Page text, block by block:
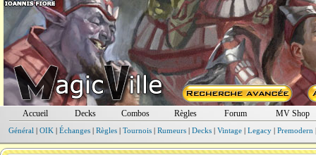
Accueil Decks Combos Règles Forum MV Shop
Général | OIK | Échanges| Règles| Tournois| Rumeurs| Decks| Vintage| Legacy| Premodern